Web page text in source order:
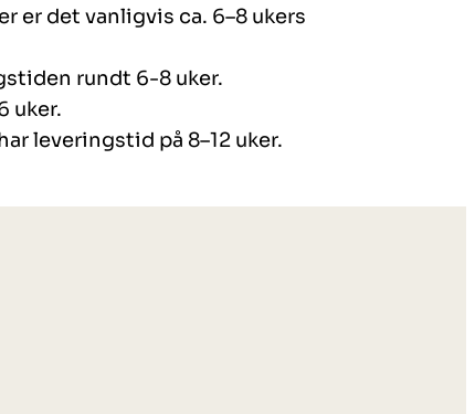
er det vanligvis ca. 6–8 ukers
rundt 6-8 uker.
uker.
leveringstid på 8–12 uker.